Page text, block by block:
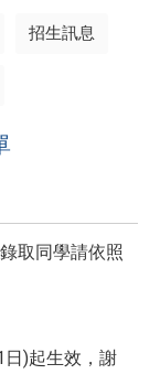
招生訊息
取同學請依照
日)起生效，謝